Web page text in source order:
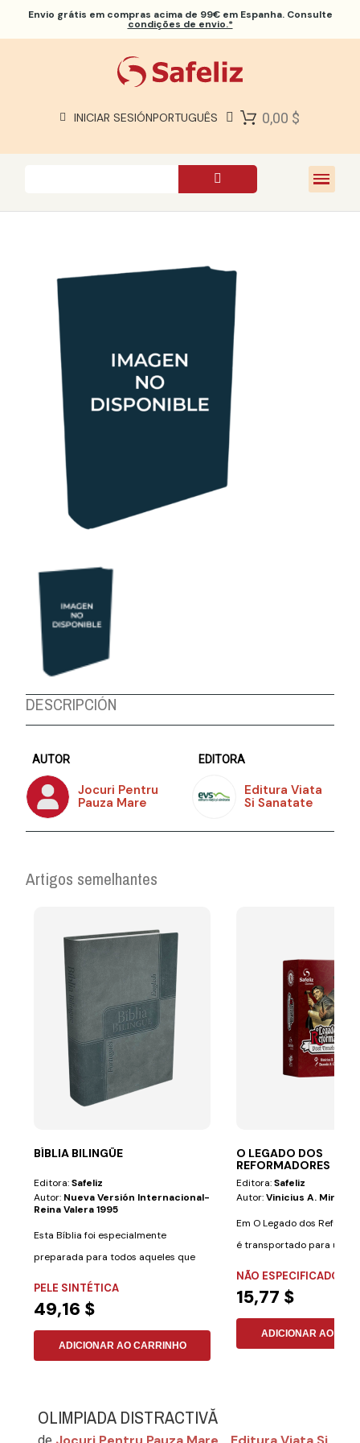
Envio grátis em compras acima de 99€ em Espanha. Consulte
condições de envio.*
INICIAR SESIÓNPORTUGUÊS 0,00 $
SOBRE NÓS
DESCRIPCIÓN
AUTOR
Jocuri Pentru
Pauza Mare
EDITORA
Editura Viata
Si Sanatate
Artigos semelhantes
BÍBLIA BILINGÜE
Editora:Safeliz
Autor: Nueva Versión Internacional-
Reina Valera 1995
Esta Bíblia foi especialmente
preparada para todos aqueles que
desejam aprender...
PELE SINTÉTICA
49,16 $
ADICIONAR AO CARRINHO
O LEGADO DOS
REFORMADORES
Editora:Safeliz
Autor:Vinicius A. Miranda
Em O Legado dos
é transportado para um
NÃO ESPECIFICADO
15,77 $
ADICIONAR AO
OLIMPIADA DISTRACTIVĂ